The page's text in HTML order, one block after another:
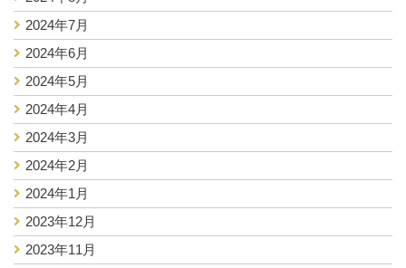
2024年7月
2024年6月
2024年5月
2024年4月
2024年3月
2024年2月
2024年1月
2023年12月
2023年11月